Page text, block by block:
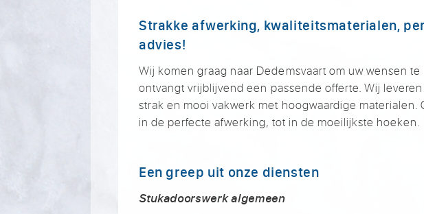
Strakke afwerking, kwaliteitsmaterialen,
advies!
Wij komen graag naar Dedemsvaart om uw wensen te
ontvangt vrijblijvend een passende offerte. Wij
strak en mooi vakwerk met hoogwaardige materialen.
in de perfecte afwerking, tot in de moeilijkste hoeken.
Een greep uit onze diensten
Stukadoorswerk algemeen